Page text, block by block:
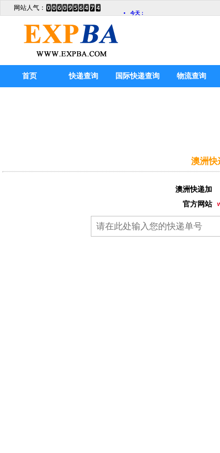
网站人气：
首页 快递查询 国际快递查询 物流查询
澳洲快
澳洲快递加
官方网站